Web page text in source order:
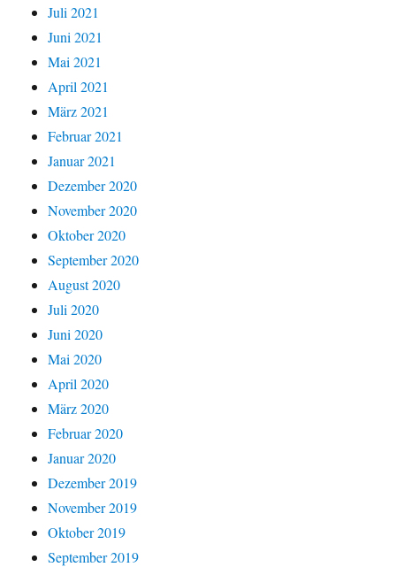
Juli 2021
Juni 2021
Mai 2021
April 2021
März 2021
Februar 2021
Januar 2021
Dezember 2020
November 2020
Oktober 2020
September 2020
August 2020
Juli 2020
Juni 2020
Mai 2020
April 2020
März 2020
Februar 2020
Januar 2020
Dezember 2019
November 2019
Oktober 2019
September 2019